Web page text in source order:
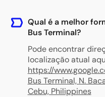
Qual é a melhor
Bus Terminal?
Pode encontrar
localização atual
https://
Bus Terminal, N.
Cebu, Philippines